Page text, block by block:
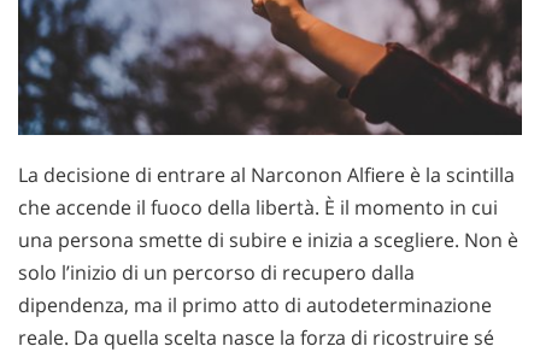
La decisione di entrare al Narconon Alfiere è la scintilla
che accende il fuoco della libertà. È il momento in cui
una persona smette di subire e inizia a scegliere. Non è
solo l’inizio di un percorso di recupero dalla
dipendenza, ma il primo atto di autodeterminazione
reale. Da quella scelta nasce la forza di ricostruire sé